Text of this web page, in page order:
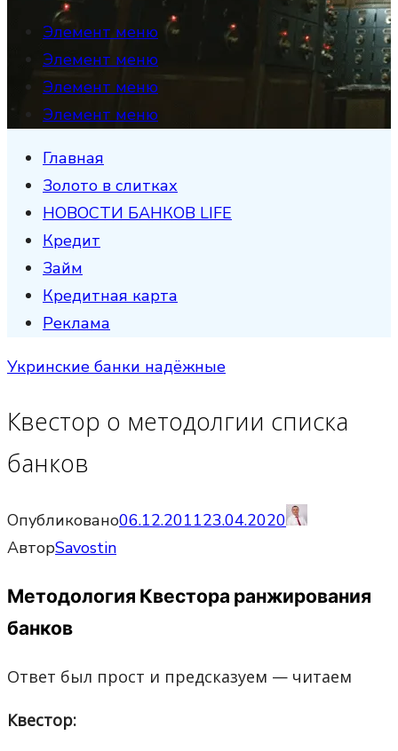
Элемент меню
Элемент меню
Элемент меню
Элемент меню
Главная
Золото в слитках
НОВОСТИ БАНКОВ LIFE
Кредит
Займ
Кредитная карта
Реклама
Укринские банки надёжные
Квестор о методолгии списка
банков
Опубликовано06.12.201123.04.2020
АвторSavostin
Методология Квестора ранжирования
банков
Ответ был прост и предсказуем — читаем
Квестор: